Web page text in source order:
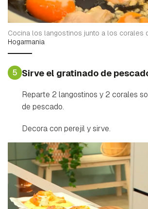
Cocina los langostinos junto a los corales
Hogarmania
5 Sirve el gratinado de
Reparte 2 langostinos y 2 corales
de pescado.
Decora con perejil y sirve.